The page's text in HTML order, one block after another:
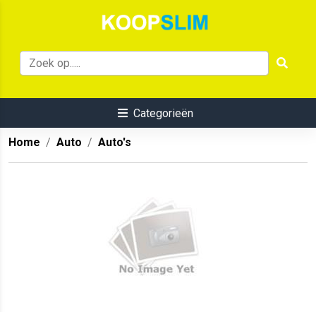
Categorieën
Home Auto Auto's